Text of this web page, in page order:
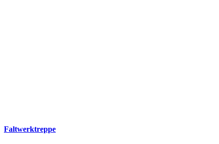
Faltwerktreppe